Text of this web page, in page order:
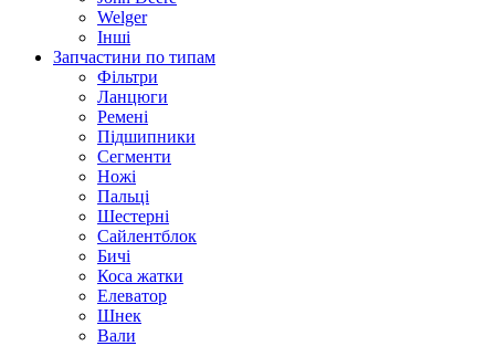
Welger
Інші
Запчастини по типам
Фільтри
Ланцюги
Ремені
Підшипники
Сегменти
Ножі
Пальці
Шестерні
Сайлентблок
Бичі
Коса жатки
Елеватор
Шнек
Вали